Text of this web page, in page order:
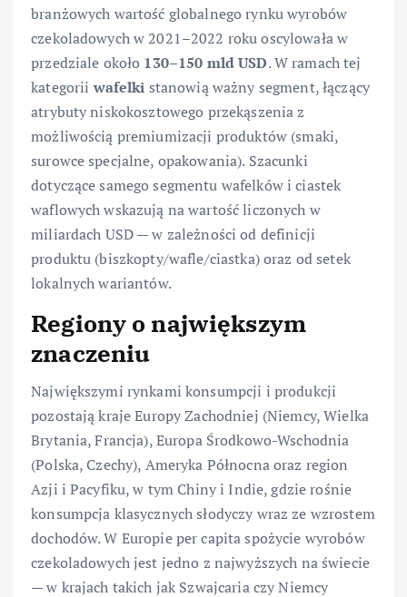
branżowych wartość globalnego rynku wyrobów
czekoladowych w 2021–2022 roku oscylowała w
przedziale około 130–150 mld USD. W ramach tej
kategoriiwafelki stanowią ważny segment, łączący
atrybuty niskokosztowego przekąszenia z
możliwością premiumizacji produktów (smaki,
surowce specjalne, opakowania). Szacunki
dotyczące samego segmentu wafelków i ciastek
waflowych wskazują na wartość liczonych w
miliardach USD — w zależności od definicji
produktu (biszkopty/wafle/ciastka) oraz od setek
lokalnych wariantów.
Regiony o największym
znaczeniu
Największymi rynkami konsumpcji i produkcji
pozostają kraje Europy Zachodniej (Niemcy, Wielka
Brytania, Francja), Europa Środkowo-Wschodnia
(Polska, Czechy), Ameryka Północna oraz region
Azji i Pacyfiku, w tym Chiny i Indie, gdzie rośnie
konsumpcja klasycznych słodyczy wraz ze wzrostem
dochodów. W Europie per capita spożycie wyrobów
czekoladowych jest jedno z najwyższych na świecie
— w krajach takich jak Szwajcaria czy Niemcy